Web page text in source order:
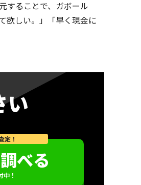
することで、ガボール
欲しい。」「早く現金に
い
定！
べる
中！